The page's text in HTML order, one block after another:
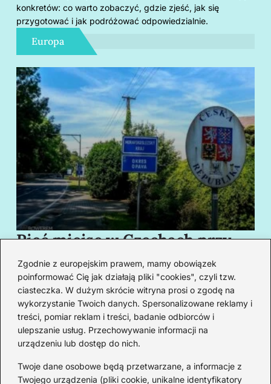
Zgodnie z europejskim prawem, mamy obowiązek
poinformować Cię jak działają pliki "cookies", czyli tzw.
ciasteczka. W dużym skrócie witryna prosi o zgodę na
wykorzystanie Twoich danych. Spersonalizowane reklamy i
treści, pomiar reklam i treści, badanie odbiorców i
ulepszanie usług. Przechowywanie informacji na
urządzeniu lub dostęp do nich.
Twoje dane osobowe będą przetwarzane, a informacje z
Twojego urządzenia (pliki cookie, unikalne identyfikatory
konkretów: co warto zobaczyć, gdzie zjeść, jak się
przygotować i jak podróżować odpowiedzialnie.
Europa
Pięć miejsc w Czechach przy
granicy, które cię oczarują
swoim urokiem
Redakcja
Od lat podróżuję, by poznawać świat z bliska – nie tylko
przez pryzmat zabytków, ale przede wszystkim ludzi,
smaków i codzienności.